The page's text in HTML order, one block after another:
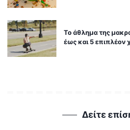
Το άθλημα της
έως και 5 επιπλέον
Δείτε